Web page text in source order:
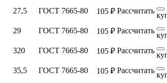
27,5 ГОСТ 7665-80 105 ₽ Рассчитать
29 ГОСТ 7665-80 105 ₽ Рассчитать
320 ГОСТ 7665-80 105 ₽ Рассчитать
35,5 ГОСТ 7665-80 105 ₽ Рассчитать